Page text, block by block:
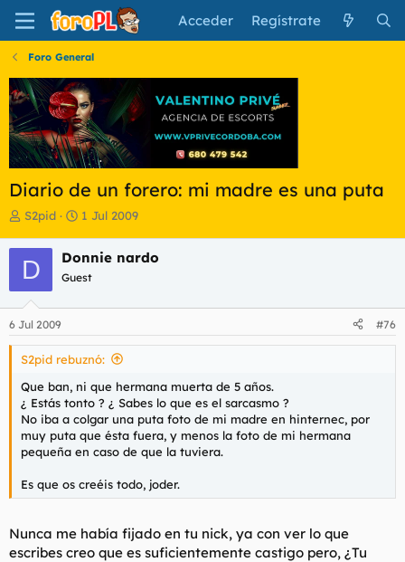
Acceder Regístrate
Foro General
Diario de un forero: mi madre es una puta
I
i
c
i
a
d
o
r
d
l
t
e
m
a
S2pid
F
h
a
e
n
i
i
o
1 Jul 2009
D Donnie nardo
Guest
6 Jul 2009 #76
S2pid rebuznó:
Que ban, ni que hermana muerta de 5 años.
¿ Estás tonto ? ¿ Sabes lo que es el sarcasmo ?
No iba a colgar una puta foto de mi madre en hinternec, por
muy puta que ésta fuera, y menos la foto de mi hermana
pequeña en caso de que la tuviera.
Es que os creéis todo, joder.
Nunca me había fijado en tu nick, ya con ver lo que
escribes creo que es suficientemente castigo pero, ¿Tu